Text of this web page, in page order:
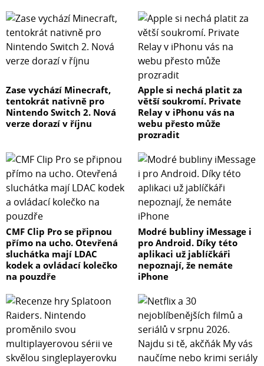
Zase vychází Minecraft,
tentokrát nativně pro
Nintendo Switch 2. Nová
verze dorazí v říjnu
Apple si nechá platit za
větší soukromí. Private
Relay v iPhonu vás na
webu přesto může
prozradit
CMF Clip Pro se připnou
přímo na ucho. Otevřená
sluchátka mají LDAC
kodek a ovládací kolečko
na pouzdře
Modré bubliny iMessage i
pro Android. Díky této
aplikaci už jablíčkáři
nepoznají, že nemáte
iPhone